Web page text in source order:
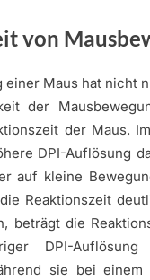
von
einer Maus hat nicht
der
der Maus.
DPI-Auflösung
auf kleine
Reaktionszeit
beträgt die
DPI-Auflösung
sie bei einem